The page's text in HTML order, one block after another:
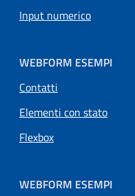
Input numerico
WEBFORM ESEMPI
Contatti
Elementi con stato
Flexbox
WEBFORM ESEMPI